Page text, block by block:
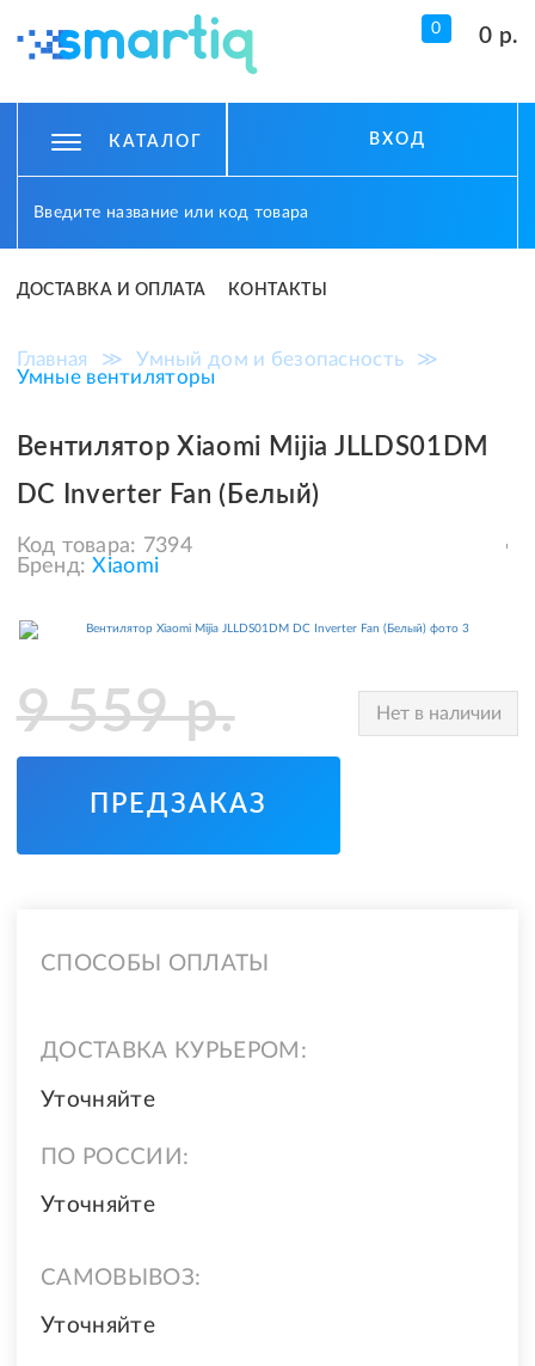
0 0 р.
КАТАЛОГ ВХОД
ДОСТАВКА И ОПЛАТА КОНТАКТЫ
Главная ≫ Умный дом и безопасность
≫
Умные вентиляторы
Вентилятор Xiaomi Mijia JLLDS01DM
DC Inverter Fan (Белый)
Код товара: 7394
Бренд: Xiaomi
9 559р. Нет в наличии
ПРЕДЗАКАЗ
СПОСОБЫ ОПЛАТЫ
ДОСТАВКА КУРЬЕРОМ:
Уточняйте
ПО РОССИИ:
Уточняйте
САМОВЫВОЗ:
Уточняйте